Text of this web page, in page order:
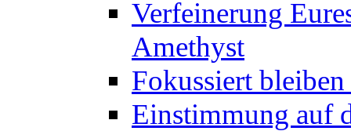
Verfeinerung
Amethyst
Fokussiert
Einstimmung auf